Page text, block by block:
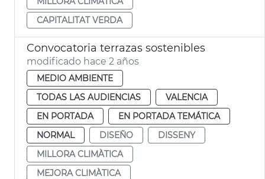
CAPITALITAT VERDA
Convocatoria terrazas sostenibles
modificado hace 2 años
MEDIO AMBIENTE
TODAS LAS AUDIENCIAS
VALENCIA
EN PORTADA
EN PORTADA TEMÁTICA
NORMAL
DISEÑO
DISSENY
MILLORA CLIMÀTICA
MEJORA CLIMÀTICA